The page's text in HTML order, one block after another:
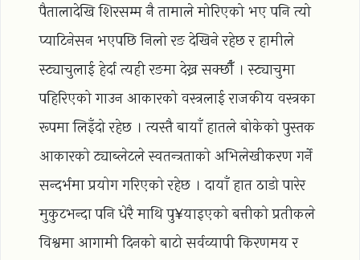
पैतालादेखि शिरसम्म नै तामाले मोरिएको भए पनि त्यो
प्याटिनेसन भएपछि निलो रङ देखिने रहेछ र हामीले
स्ट्याचुलाई हेर्दा त्यही रङमा देख्न सक्छौँ । स्ट्याचुमा
पहिरिएको गाउन आकारको वस्त्रलाई राजकीय वस्त्रका
रूपमा लिइँदो रहेछ । त्यस्तै बायाँ हातले बोकेको पुस्तक
आकारको ट्याब्लेटले स्वतन्त्रताको अभिलेखीकरण गर्ने
सन्दर्भमा प्रयोग गरिएको रहेछ । दायाँ हात ठाडो पारेर
मुकुटभन्दा पनि धेरै माथि पु¥याइएको बत्तीको प्रतीकले
विश्वमा आगामी दिनको बाटो सर्वव्यापी किरणमय र